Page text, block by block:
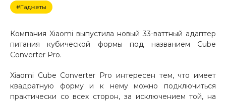
Сегодня
Добавляйте товары
в корзину
#Гаджеты
Компания Xiaomi выпустила новый 33-ваттный адаптер
питания кубической формы под названием Cube
Converter Pro.
Xiaomi Cube Converter Pro интересен тем, что имеет
квадратную форму и к нему можно подключиться
практически со всех сторон, за исключением той, на